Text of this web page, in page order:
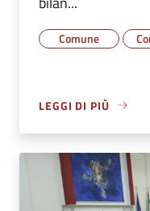
Comune
LEGGI DI PIÙ